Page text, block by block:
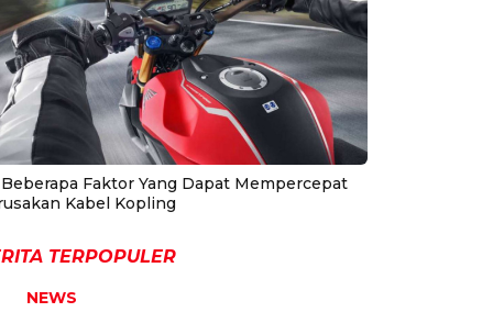
Faktor Yang Dapat Mempercepat
Kabel Kopling
TERPOPULER
NEWS